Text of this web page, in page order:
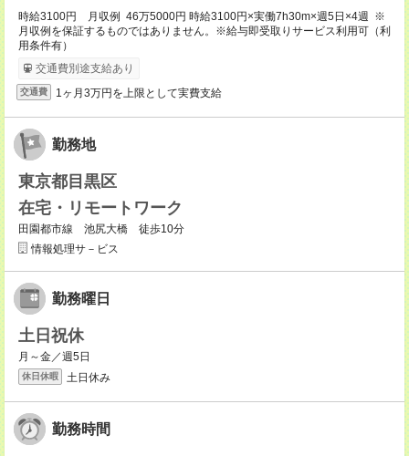
時給3100円 月収例 46万5000円 時給3100円×実働7h30m×週5日×4週 ※
月収例を保証するものではありません。※給与即受取りサービス利用可（利
用条件有）
交通費別途支給あり
交通費 1ヶ月3万円を上限として実費支給
勤務地
東京都目黒区
在宅・リモートワーク
田園都市線 池尻大橋 徒歩10分
情報処理サ－ビス
勤務曜日
土日祝休
月～金／週5日
休日休暇 土日休み
勤務時間